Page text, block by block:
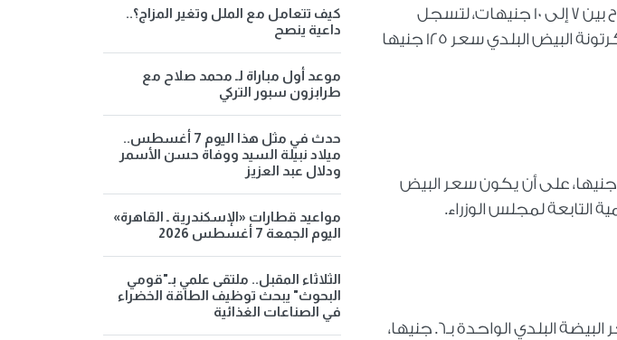
تراجعت أسعار البيض في البورصة اليوم الاثنين 25 نوفمبر 2024، بمقدار يتراوح بين 7 إلى 10 جنيهات، لتسجل
كرتونة الأبيض 140 جنيها، بينما البيض الأحمر سجل 142 جنيها، بينما سجلت كرتونة البيض البلدي سعر 125 جنيها
وحول أسعار البيض للمستهلك، فقد سجلت كرتونة البيض الأبيض نحو 168 جنيها، على أن يكون سعر البيض
استقر سعر كرتونة البيض البلدي، لتسجل نحو 172 جنيها، على أن يكون سعر البيضة البلدي الواحدة بـ6. جنيها،
كيف تتعامل مع الملل وتغير المزاج؟..
داعية ينصح
موعد أول مباراة لـ محمد صلاح مع
طرابزون سبور التركي
حدث في مثل هذا اليوم 7 أغسطس..
ميلاد نبيلة السيد ووفاة حسن الأسمر
ودلال عبد العزيز
مواعيد قطارات «الإسكندرية ـ القاهرة»
اليوم الجمعة 7 أغسطس 2026
الثلاثاء المقبل.. ملتقى علمي بـ"قومي
البحوث" يبحث توظيف الطاقة الخضراء
في الصناعات الغذائية